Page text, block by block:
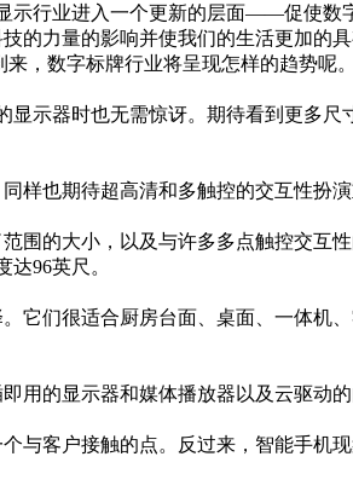
行业进入一个更新的层面——促使数
的力量的影响并使我们的生活更加的
，数字标牌行业将呈现怎样的趋势呢
示器时也无需惊讶。期待看到更多
也期待超高清和多触控的交互性扮
围的大小，以及与许多多点触控交互
96英尺。
它们很适合厨房台面、桌面、一体机
用的显示器和媒体播放器以及云驱动的
与客户接触的点。反过来，智能手机